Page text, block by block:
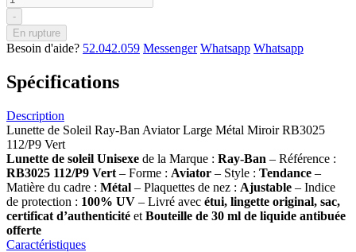
-
En rupture
Besoin d'aide? 52.042.059 Messenger Whatsapp Whatsapp
Spécifications
Description
Lunette de Soleil Ray-Ban Aviator Large Métal Miroir RB3025
112/P9 Vert
Lunette de soleil Unisexe de la Marque : Ray-Ban – Référence :
RB3025 112/P9 Vert – Forme : Aviator – Style : Tendance –
Matière du cadre : Métal – Plaquettes de nez : Ajustable – Indice
de protection : 100% UV – Livré avec étui, lingette original, sac,
certificat d’authenticité et Bouteille de 30 ml de liquide antibuée
offerte
Caractéristiques